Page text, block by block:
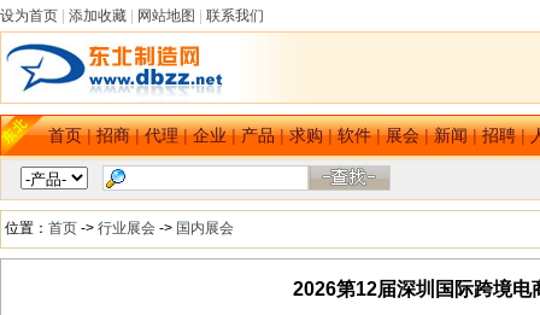
设为首页 添加收藏 网站地图 联系我们
首页|招商|代理|企业|产品|求购|软件|展会|新闻|招聘|
位置： 首页 -> 行业展会 -> 国内展会
2026第12届深圳国际跨境电